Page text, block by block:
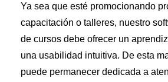
Ya sea que esté promocionando
capacitación o talleres, nuestro
de cursos debe ofrecer un
una usabilidad intuitiva. De esta
puede permanecer dedicada a